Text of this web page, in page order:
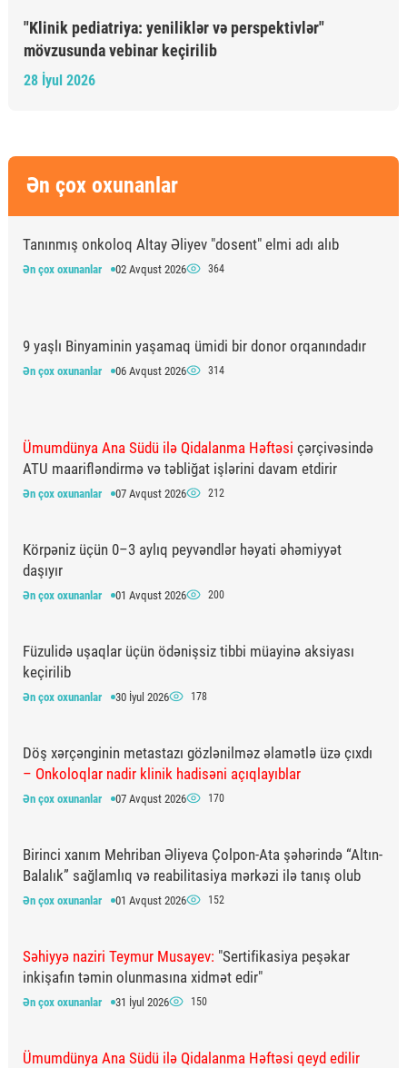
"Klinik pediatriya: yeniliklər və perspektivlər"
mövzusunda vebinar keçirilib
28 İyul 2026
Ən çox oxunanlar
Tanınmış onkoloq Altay Əliyev "dosent" elmi adı alıb
Ən çox oxunanlar 02 Avqust 2026 364
9 yaşlı Binyaminin yaşamaq ümidi bir donor orqanındadır
Ən çox oxunanlar 06 Avqust 2026 314
Ümumdünya Ana Südü ilə Qidalanma Həftəsi çərçivəsində
Ən çox oxunanlar 07 Avqust 2026 212
Körpəniz üçün 0–3 aylıq peyvəndlər həyati əhəmiyyət
daşıyır
Ən çox oxunanlar 01 Avqust 2026 200
Füzulidə uşaqlar üçün ödənişsiz tibbi müayinə aksiyası
keçirilib
Ən çox oxunanlar 30 İyul 2026 178
Döş xərçənginin metastazı gözlənilməz əlamətlə üzə çıxdı
– Onkoloqlar nadir klinik hadisəni açıqlayıblar
Ən çox oxunanlar 07 Avqust 2026 170
Birinci xanım Mehriban Əliyeva Çolpon-Ata şəhərində “Altın-
Balalık” sağlamlıq və reabilitasiya mərkəzi ilə tanış olub
Ən çox oxunanlar 01 Avqust 2026 152
Səhiyyə naziri Teymur Musayev: "Sertifikasiya peşəkar
inkişafın təmin olunmasına xidmət edir"
Ən çox oxunanlar 31 İyul 2026 150
Ümumdünya Ana Südü ilə Qidalanma Həftəsi qeyd edilir